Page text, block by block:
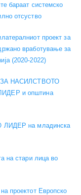
бараат системско
отсуство
проект за
вработување за
(2020-2022)
ЗА НАСИЛСТВОТО
и општина
ЛИДЕР на младинска
на стари лица во
проектот Европско